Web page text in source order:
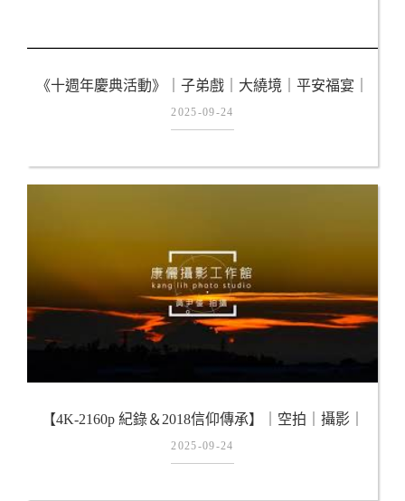
《十週年慶典活動》｜子弟戲｜大繞境｜平安福宴｜
三立夜總會｜祈福路跑｜意象｜《竹林山觀音寺》
2025-09-24
【4K-2160p 紀錄＆2018信仰傳承】｜空拍｜攝影｜
建築｜雕刻｜交趾陶｜《竹林山觀音寺》
2025-09-24